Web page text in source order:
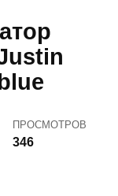
ПРОСМОТРОВ
346